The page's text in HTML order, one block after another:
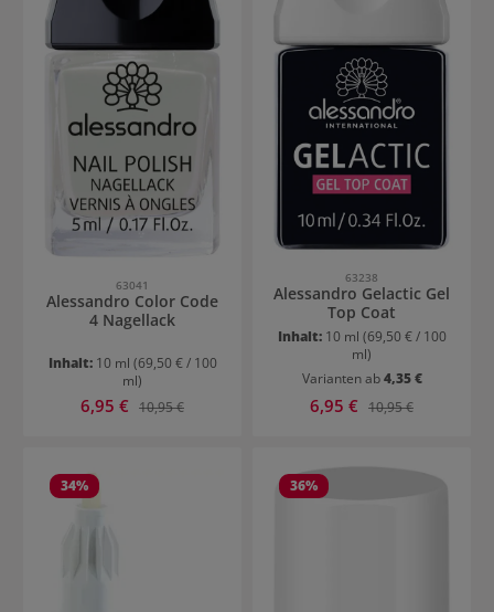
63041
Alessandro Color Code
4 Nagellack
Inhalt: 10 ml (69,50 € / 100
ml)
Verkaufspreis:
6,95 € Regulärer Preis:
10,95 €
63238
Alessandro Gelactic Gel
Top Coat
Inhalt: 10 ml (69,50 € / 100
ml)
Varianten ab4,35 €
Verkaufspreis:
6,95 € Regulärer Preis:
10,95 €
34% 36%